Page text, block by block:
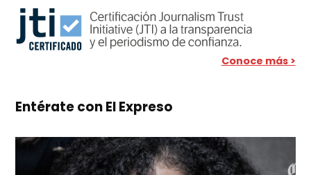
Conoce más >
Entérate con El Expreso